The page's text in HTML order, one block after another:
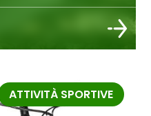
ATTIVITÀ SPORTIVE